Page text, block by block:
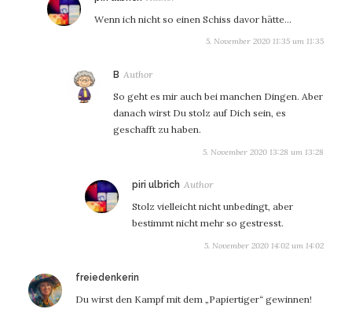
Wenn ich nicht so einen Schiss davor hätte…
5. November 2020 11:35 um 11:35
B sagt:
So geht es mir auch bei manchen Dingen. Aber
danach wirst Du stolz auf Dich sein, es
geschafft zu haben.
5. November 2020 13:28 um 13:28
piri ulbrich sagt:
Stolz vielleicht nicht unbedingt, aber
bestimmt nicht mehr so gestresst.
5. November 2020 14:02 um 14:02
freiedenkerin
Du wirst den Kampf mit dem „Papiertiger“ gewinnen!